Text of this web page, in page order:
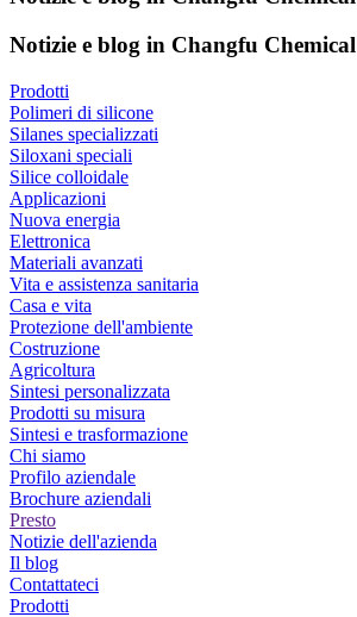
Notizie e blog in Changfu Chemical
Prodotti
Polimeri di silicone
Silanes specializzati
Siloxani speciali
Silice colloidale
Applicazioni
Nuova energia
Elettronica
Materiali avanzati
Vita e assistenza sanitaria
Casa e vita
Protezione dell'ambiente
Costruzione
Agricoltura
Sintesi personalizzata
Prodotti su misura
Sintesi e trasformazione
Chi siamo
Profilo aziendale
Brochure aziendali
Presto
Notizie dell'azienda
Il blog
Contattateci
Prodotti